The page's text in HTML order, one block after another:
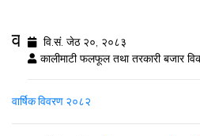
वार्षिक विवरण २०८२
वि.सं. जेठ २०, २०८३
कालीमाटी फलफूल तथा तरकारी बजार
वार्षिक विवरण २०८२